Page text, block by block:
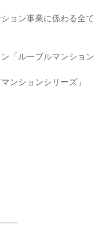
ョン事業に係わる全て
「ルーブルマンション
ンションシリーズ」